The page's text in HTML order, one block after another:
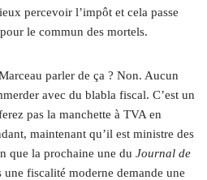
percevoir l’impôt et cela passe
le commun des mortels.
parler de ça ? Non. Aucun
avec du blabla fiscal. C’est un
pas la manchette à TVA en
maintenant qu’il est ministre des
que la prochaine une du Journal de
une fiscalité moderne demande une